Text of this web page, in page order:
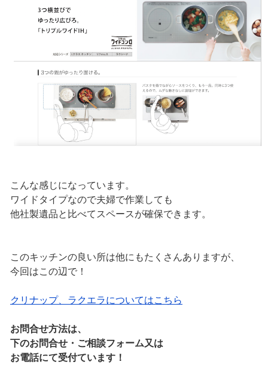
こんな感じになっています。
ワイドタイプなので夫婦で作業しても
他社製遺品と比べてスペースが確保できます。
このキッチンの良い所は他にもたくさんありますが、
今回はこの辺で！
クリナップ、ラクエラについてはこちら
お問合せ方法は、
下のお問合せ・ご相談フォーム又は
お電話にて受付ています！